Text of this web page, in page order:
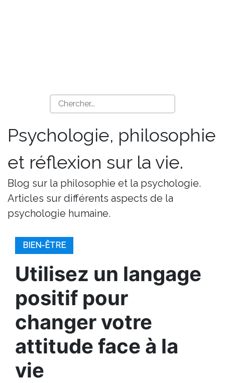
Psychologie, philosophie
et réflexion sur la vie.
Blog sur la philosophie et la psychologie.
Articles sur différents aspects de la
psychologie humaine.
BIEN-ÊTRE
Utilisez un langage
positif pour
changer votre
attitude face à la
vie